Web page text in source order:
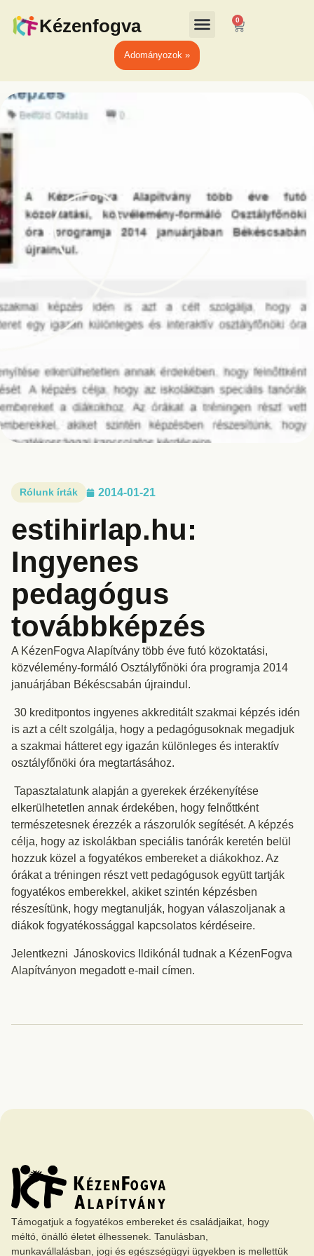
Kézenfogva 0
Adományozok »
Rólunk írták 2014-01-21
estihirlap.hu:
Ingyenes
pedagógus
továbbképzés
A KézenFogva Alapítvány több éve futó közoktatási,
közvélemény-formáló Osztályfőnöki óra programja 2014
januárjában Békéscsabán újraindul.
30 kreditpontos ingyenes akkreditált szakmai képzés idén
is azt a célt szolgálja, hogy a pedagógusoknak megadjuk
a szakmai hátteret egy igazán különleges és interaktív
osztályfőnöki óra megtartásához.
Tapasztalatunk alapján a gyerekek érzékenyítése
elkerülhetetlen annak érdekében, hogy felnőttként
természetesnek érezzék a rászorulók segítését. A képzés
célja, hogy az iskolákban speciális tanórák keretén belül
hozzuk közel a fogyatékos embereket a diákokhoz. Az
órákat a tréningen részt vett pedagógusok együtt tartják
fogyatékos emberekkel, akiket szintén képzésben
részesítünk, hogy megtanulják, hogyan válaszoljanak a
diákok fogyatékossággal kapcsolatos kérdéseire.
Jelentkezni Jánoskovics Ildikónál tudnak a KézenFogva
Alapítványon megadott e-mail címen.
Támogatjuk a fogyatékos embereket és családjaikat, hogy
méltó, önálló életet élhessenek. Tanulásban,
munkavállalásban, jogi és egészségügyi ügyekben is mellettük